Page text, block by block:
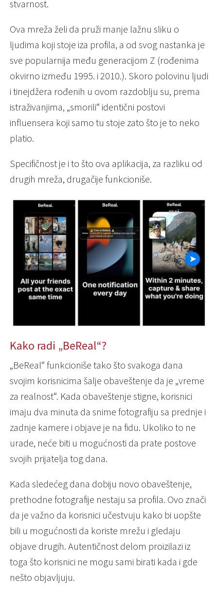
stvarnost.
Ova mreža želi da pruži manje lažnu sliku o
ljudima koji stoje iza profila, a od svog nastanka je
sve popularnija među generacijom Z (rođenima
okvirno između 1995. i 2010.). Skoro polovinu ljudi
i tinejdžera rođenih u ovom razdoblju su, prema
istraživanjima, „smorili“ identični postovi
influensera koji samo tu stoje zato što je to neko
platio.
Specifičnost je i to što ova aplikacija, za razliku od
drugih mreža, drugačije funkcioniše.
Kako radi „BeReal“?
„BeReal“ funkcioniše tako što svakoga dana
svojim korisnicima šalje obaveštenje da je „vreme
za realnost“. Kada obaveštenje stigne, korisnici
imaju dva minuta da snime fotografiju sa prednje i
zadnje kamere i objave je na fidu. Ukoliko to ne
urade, neće biti u mogućnosti da prate postove
svojih prijatelja tog dana.
Kada sledećeg dana dobiju novo obaveštenje,
prethodne fotografije nestaju sa profila. Ovo znači
da je važno da korisnici učestvuju kako bi uopšte
bili u mogućnosti da koriste mrežu i gledaju
objave drugih. Autentičnost delom proizilazi iz
toga što korisnici ne mogu sami birati kada i gde
nešto objavljuju.